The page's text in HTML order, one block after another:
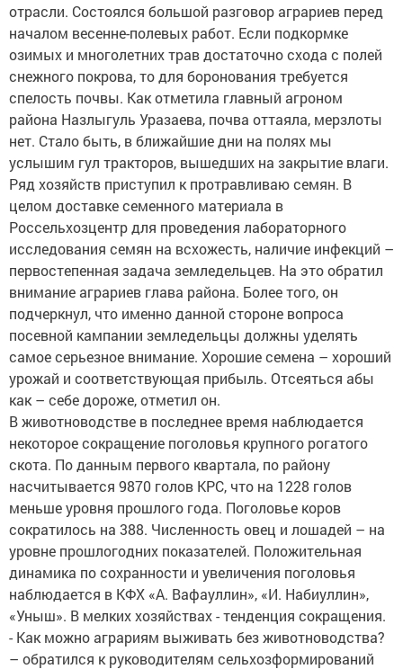
отрасли. Состоялся большой разговор аграриев перед
началом весенне-полевых работ. Если подкормке
озимых и многолетних трав достаточно схода с полей
снежного покрова, то для боронования требуется
спелость почвы. Как отметила главный агроном
района Назлыгуль Уразаева, почва оттаяла, мерзлоты
нет. Стало быть, в ближайшие дни на полях мы
услышим гул тракторов, вышедших на закрытие влаги.
Ряд хозяйств приступил к протравливаю семян. В
целом доставке семенного материала в
Россельхозцентр для проведения лабораторного
исследования семян на всхожесть, наличие инфекций –
первостепенная задача земледельцев. На это обратил
внимание аграриев глава района. Более того, он
подчеркнул, что именно данной стороне вопроса
посевной кампании земледельцы должны уделять
самое серьезное внимание. Хорошие семена – хороший
урожай и соответствующая прибыль. Отсеяться абы
как – себе дороже, отметил он.
В животноводстве в последнее время наблюдается
некоторое сокращение поголовья крупного рогатого
скота. По данным первого квартала, по району
насчитывается 9870 голов КРС, что на 1228 голов
меньше уровня прошлого года. Поголовье коров
сократилось на 388. Численность овец и лошадей – на
уровне прошлогодних показателей. Положительная
динамика по сохранности и увеличения поголовья
наблюдается в КФХ «А. Вафауллин», «И. Набиуллин»,
«Уныш». В мелких хозяйствах - тенденция сокращения.
- Как можно аграриям выживать без животноводства?
– обратился к руководителям сельхозформирований